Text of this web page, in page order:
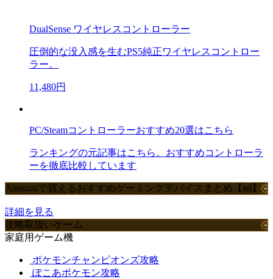
DualSense ワイヤレスコントローラー
圧倒的な没入感を生むPS5純正ワイヤレスコントロー
ラー。
11,480円
PC/Steamコントローラーおすすめ20選はこちら
ランキングの元記事はこちら。おすすめコントローラ
ーを徹底比較しています
Amazonで買えるおすすめゲーミングデバイスまとめ【ad】
詳細を見る
攻略取扱いゲーム
家庭用ゲーム機
ポケモンチャンピオンズ攻略
ぽこあポケモン攻略